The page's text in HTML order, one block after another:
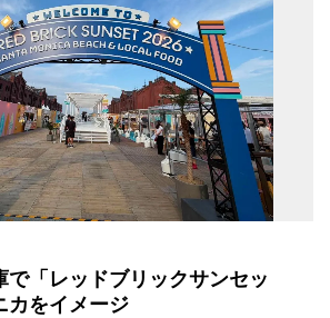
で「レッドブリックサンセッ
カをイメージ